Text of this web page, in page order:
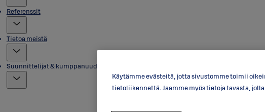
Referenssit
Tietoa meistä
Suunnittelijat & kumppanuudet
Käytämme evästeitä, jotta sivustomme toimii
tietoliikennettä. Jaamme myös tietoja tavasta,